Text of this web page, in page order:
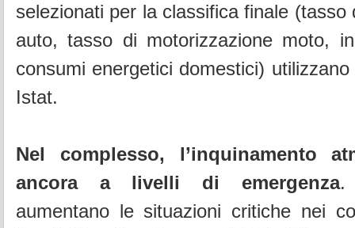
selezionati per la classifica finale (tasso
auto, tasso di motorizzazione moto,
consumi energetici domestici)
Istat.
Nel complesso, l’inquinamento
ancora a livelli di emergenza.
aumentano le situazioni critiche nei